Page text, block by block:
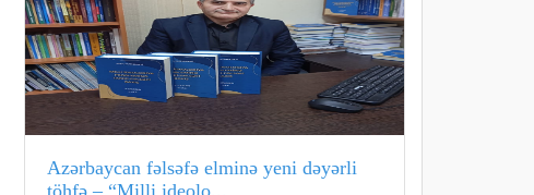
Azərbaycan fəlsəfə elminə yeni dəyərli
töhfə – “Milli ideolo...